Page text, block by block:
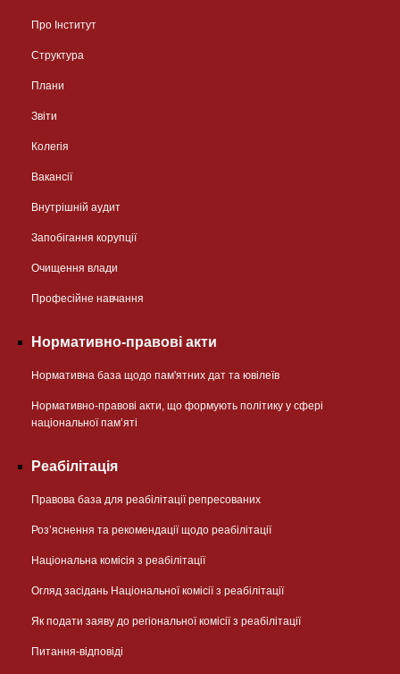
Про Інститут
Структура
Плани
Звіти
Колегія
Вакансії
Внутрішній аудит
Запобігання корупції
Очищення влади
Професійне навчання
Нормативно-правові акти
Нормативна база щодо пам'ятних дат та ювілеїв
Нормативно-правові акти, що формують політику у сфері
національної памʼяті
Реабілітація
Правова база для реабілітації репресованих
Розʼяснення та рекомендації щодо реабілітації
Національна комісія з реабілітації
Огляд засідань Національної комісії з реабілітації
Як подати заяву до регіональної комісії з реабілітації
Питання-відповіді